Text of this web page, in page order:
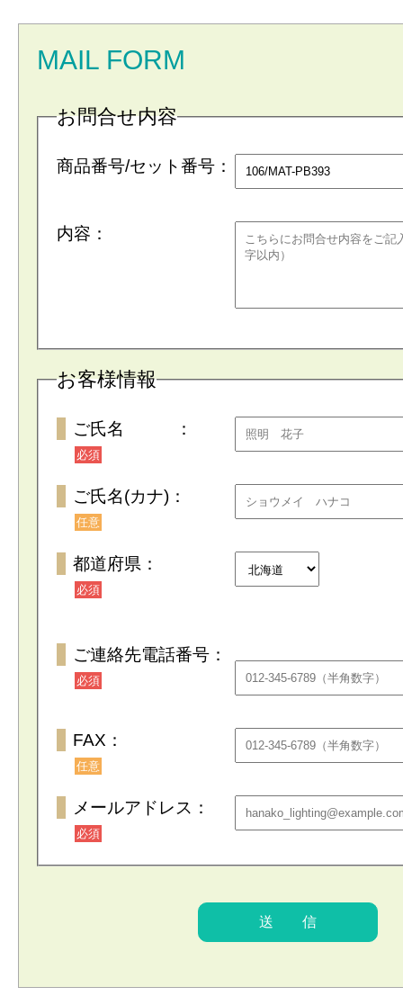
MAIL FORM
お問合せ内容
商品番号/セット番号：
内容：
お客様情報
ご氏名 ：
必須
ご氏名(カナ)：
任意
都道府県：
必須
ご連絡先電話番号：
必須
FAX：
任意
メールアドレス：
必須